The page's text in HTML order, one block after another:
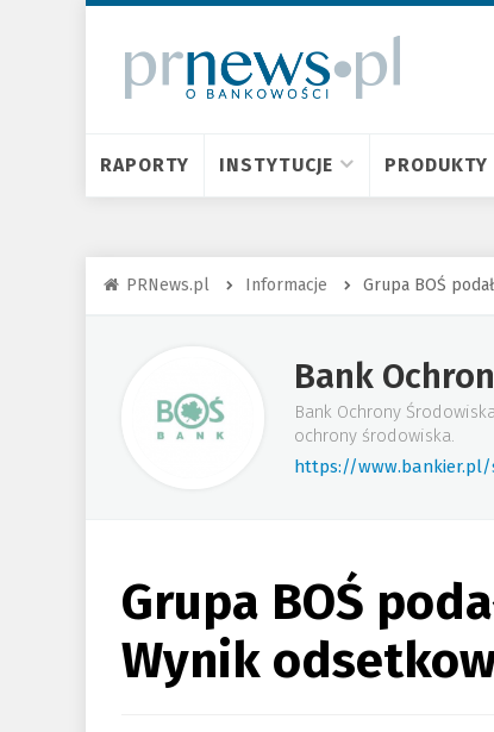
RAPORTY INSTYTUCJE PRODUKTY
PRNews.pl Informacje Grupa BOŚ
Bank
Bank Ochrony
ochrony środowiska.
https://
Grupa BOŚ
Wynik